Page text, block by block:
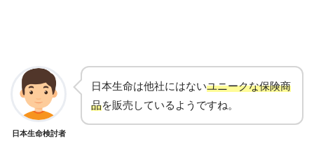
日本生命検討者
日本生命は他社にはないユニークな保険商
品を販売しているようですね。